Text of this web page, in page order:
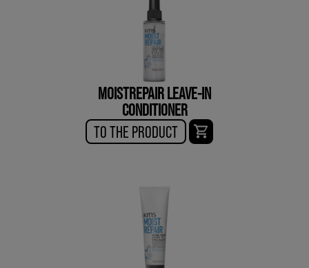
MOISTREPAIR LEAVE-IN
CONDITIONER
TO THE PRODUCT